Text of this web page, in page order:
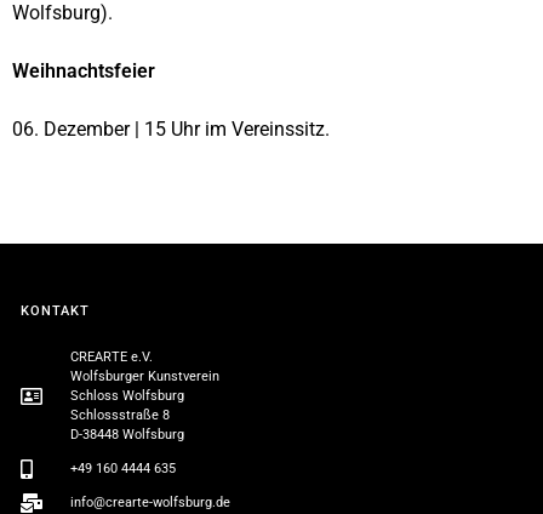
Wolfsburg).
Weihnachtsfeier
06. Dezember | 15 Uhr im Vereinssitz.
KONTAKT
CREARTE e.V.
Wolfsburger Kunstverein
Schloss Wolfsburg
Schlossstraße 8
D-38448 Wolfsburg
+49 160 4444 635
info@crearte-wolfsburg.de